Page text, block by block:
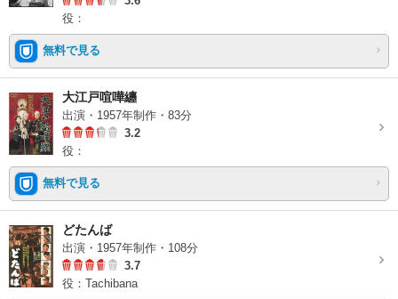
役：
無料で見る
大江戸喧嘩纏
出演・1957年制作・83分
3.2
役：
無料で見る
どたんば
出演・1957年制作・108分
3.7
役：Tachibana